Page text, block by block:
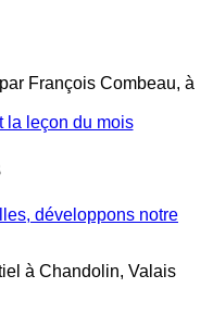
François Combeau, à
la leçon du mois
développons notre
à Chandolin, Valais